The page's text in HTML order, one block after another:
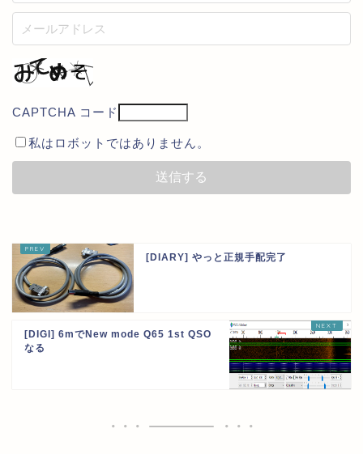
CAPTCHA コード
私はロボットではありません。
[DIARY] やっと正規手配完了
[DIGI] 6mでNew mode Q65 1st QSO
なる